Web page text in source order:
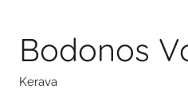
content
Bodonos
Kerava